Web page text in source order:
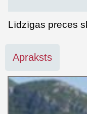
Līdzīgas preces
Apraksts